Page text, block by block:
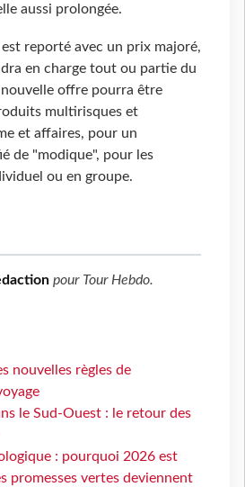
aussi prolongée.
est reporté avec un prix majoré,
en charge tout ou partie du
offre pourra être
multirisques et
et affaires, pour un
de "modique", pour les
ou en groupe.
pour Tour Hebdo.
nouvelles règles de
le Sud-Ouest : le retour des
: pourquoi 2026 est
promesses vertes deviennent